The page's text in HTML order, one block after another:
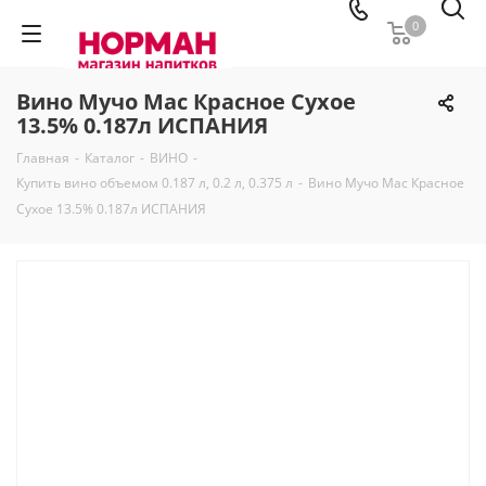
0
Вино Мучо Мас Красное Сухое
13.5% 0.187л ИСПАНИЯ
Главная - Каталог - ВИНО -
Купить вино объемом 0.187 л, 0.2 л, 0.375 л - Вино Мучо Мас Красное
Сухое 13.5% 0.187л ИСПАНИЯ